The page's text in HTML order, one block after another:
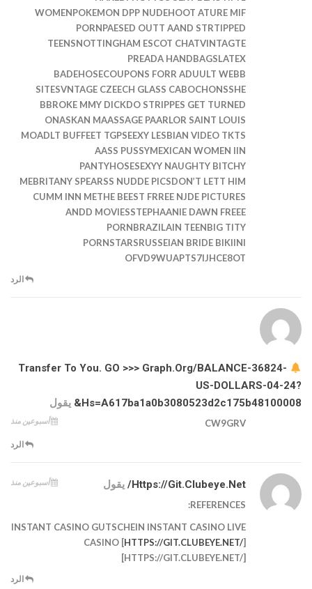
WOMENPOKEMON DPP NUDEHOOT ATURE MIF
PORNPAESED OUTT AAND STRTIPPED
TEENSNOTTINGHAM ESCOT CHATVINTAGTE
PREADA HANDBAGSLATEX
BADEHOSECOUPONS FORR ADUULT WEBB
SITESVNTAGE CZEECH GLASS CABOCHONSSHE
BBROKE MMY DICKDO STRIPPES GET TURNED
ONASKAN MAASSAGE PAARLOR SAINT LOUIS
MOADLT BUFFEET TGPSEEXY LESBIAN VIDEO TKTS
AASS PUSSYMEXICAN WOMEN IIN
PANTYHOSESEXYY NAUGHTY BITCHY
MEBRITANY SPEARSS NUDDE PICSDON’T LETT HIM
CUMM INN METHE BEEST FRREE NJDE PICTURES
ANDD MOVIESSTEPHAANIE DAWN FREEE
PORNBRAZILAIN TEENBIG TITY
PORNSTARSRUSSEIAN BRIDE BIKIINI
OFVD9WUAPTS7IJHCE8OT
الرد
Transfer To You. GO >>> Graph.org/BALANCE-36824-
US-DOLLARS-04-24?
Hs=a617ba1a0b3080523d2c175b48100008&
يقول
أسبوعين منذ CW9GRV
الرد
Https://git.clubeye.net/ يقول أسبوعين منذ
REFERENCES:
INSTANT CASINO GUTSCHEIN INSTANT CASINO LIVE
CASINO [HTTPS://GIT.CLUBEYE.NET/]
[HTTPS://GIT.CLUBEYE.NET/]
الرد